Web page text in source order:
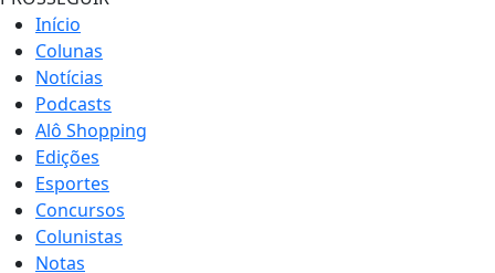
Início
Colunas
Notícias
Podcasts
Alô Shopping
Edições
Esportes
Concursos
Colunistas
Notas